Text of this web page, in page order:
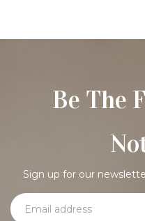
Be The
Sign up for our